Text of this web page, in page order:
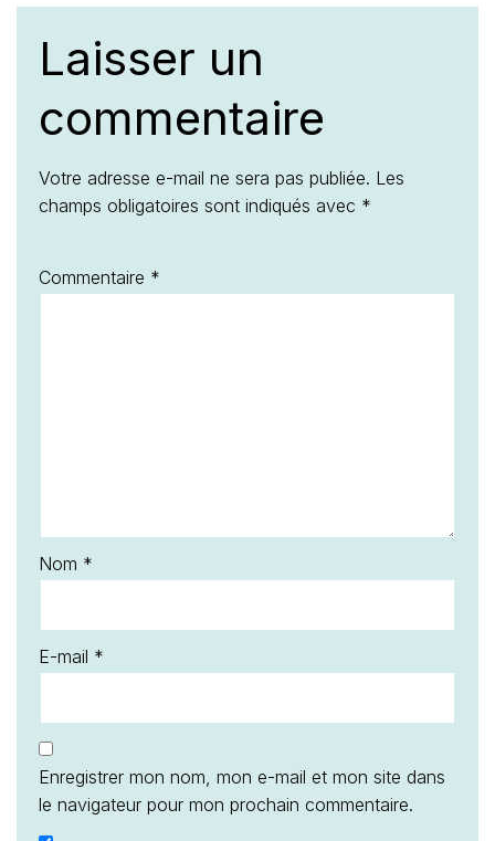
Laisser un
commentaire
Votre adresse e-mail ne sera pas publiée. Les
champs obligatoires sont indiqués avec *
Commentaire *
Nom *
E-mail *
Enregistrer mon nom, mon e-mail et mon site dans
le navigateur pour mon prochain commentaire.